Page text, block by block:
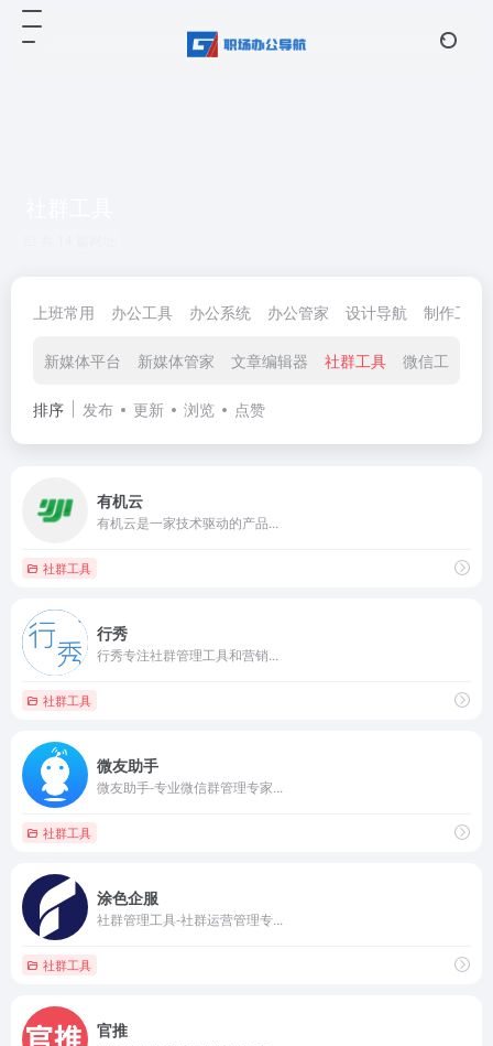
上班常用 办公工具 办公系统 办公管家 设计导航 制作工具
新媒体平台 新媒体管家 文章编辑器 社群工具 微信工具
排序 发布 更新 浏览 点赞
有机云
有机云是一家技术驱动的产品...
社群工具
行秀
行秀专注社群管理工具和营销...
社群工具
微友助手
微友助手-专业微信群管理专家...
社群工具
涂色企服
社群管理工具-社群运营管理专...
社群工具
官推